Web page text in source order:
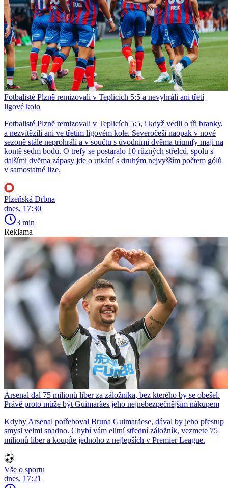
Fotbalisté Plzně remizovali v Teplicích 5:5 a nevyhráli ani třetí
ligové kolo
Fotbalisté Plzně remizovali v Teplicích 5:5, i když vedli o tři branky,
a nezvítězili ani ve třetím ligovém kole. Severočeši naopak v nové
sezoně stále neprohráli a v součtu s úvodními dvěma triumfy mají na
kontě sedm bodů. O trefy se postaralo 10 různých střelců, spolu s
dalšími dvěma zápasy jde o utkání s druhým nejvyšším počtem gólů
v samostatné lize.
Plzeňská Drbna
dnes, 17:30
3 min
Reklama
Arsenal dal 75 milionů liber za záložníka, bez kterého by se obešel.
Právě proto může být Guimarães jeho nejnebezpečnějším nákupem
Kdyby Arsenal potřeboval Bruna Guimarãese, dával by jeho přestup
smysl velmi snadno. Chybí vám elitní střední záložník, vezmete 75
milionů liber a koupíte jednoho z nejlepších v Premier League.
Vše o sportu
dnes, 17:21